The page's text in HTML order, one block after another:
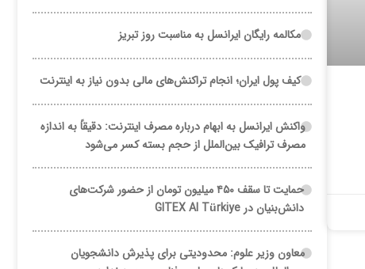
مکالمه رایگان ایرانسل به مناسبت روز تبریز
کیف پول ایران؛ انجام تراکنش‌های مالی بدون نیاز به اینترنت
واکنش ایرانسل به ابهام درباره مصرف اینترنت: دقیقاً به اندازه
مصرف ترافیک بین‌الملل از حجم بسته کسر می‌شود
حمایت تا سقف ۴۵۰ میلیون تومان از حضور شرکت‌های
دانش‌بنیان در GITEX AI Türkiye
معاون وزیر علوم: محدودیتی برای پذیرش دانشجویان